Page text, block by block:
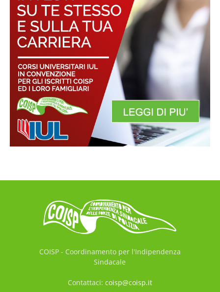
COISP - Coordinamento per l'Indipendenza
Sindacale
Contattaci: coisp@coisp.it